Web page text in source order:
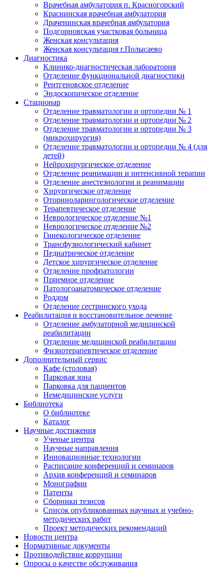
Врачебная амбулатория п. Красногорский
Краснинская врачебная амбулатория
Драченинская врачебная амбулатория
Подгорновская участковая больница
Женская консультация
Женская консультация г.Полысаево
Диагностика
Клинико-диагностическая лаборатория
Отделение функциональной диагностики
Рентгеновское отделение
Эндоскопическое отделение
Стационар
Отделение травматологии и ортопедии № 1
Отделение травматологии и ортопедии № 2
Отделение травматологии и ортопедии № 3
(микрохирургия)
Отделение травматологии и ортопедии № 4 (для
детей)
Нейрохирургическое отделение
Отделение реанимации и интенсивной терапии
Отделение анестезиологии и реанимации
Хирургическое отделение
Оториноларингологическое отделение
Терапевтическое отделение
Неврологическое отделение №1
Неврологическое отделение №2
Гинекологическое отделение
Трансфузиологический кабинет
Педиатрическое отделение
Детское хирургическое отделение
Отделение профпатологии
Приемное отделение
Патологоанатомическое отделение
Роддом
Отделение сестринского ухода
Реабилитация и восстановительное лечение
Отделение амбулаторной медицинской
реабилитации
Отделение медицинской реабилитации
Физиотерапевтическое отделение
Дополнительный сервис
Кафе (столовая)
Парковая зона
Парковка для пациентов
Немедицинские услуги
Библиотека
О библиотеке
Каталог
Научные достижения
Ученые центра
Научные направления
Инновационные технологии
Расписание конференций и семинаров
Архив конференций и семинаров
Монографии
Патенты
Сборники тезисов
Список опубликованных научных и учебно-
методических работ
Проект методических рекомендаций
Новости центра
Нормативные документы
Противодействие коррупции
Опросы о качестве обслуживания